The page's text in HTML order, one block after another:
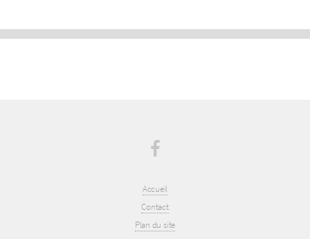
Accueil
Contact
Plan du site